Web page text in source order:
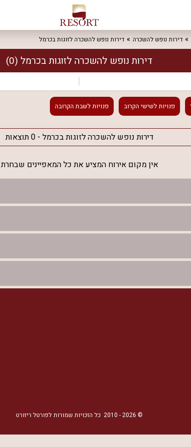
דירות נופש להשכרה דירות נופש להשכרה לזוגות בכרמל
דירות נופש להשכרה לזוגות בכרמל (0)
פנויותלשישי הקרוב פנויותלשבת הקרובה
דירות נופש להשכרה לזוגות בכרמל - 0 תוצאות
אין מקום אירוח המציע את כל המאפיינים שבחרת
©
2026
- 2010 כל הזכויות שמורות לפורטל ריזורט